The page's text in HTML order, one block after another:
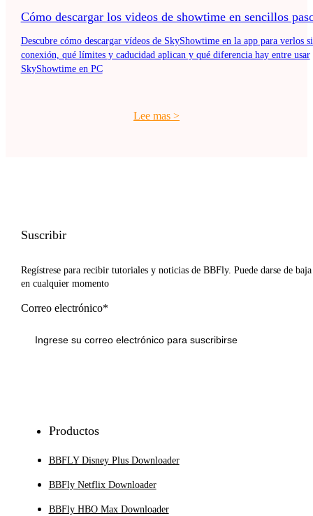
Cómo descargar los videos de showtime en sencillos
Descubre cómo descargar vídeos de SkyShowtime en la app para verlos
conexión, qué límites y caducidad aplican y qué diferencia hay entre usar
SkyShowtime en PC
Lee mas >
Suscribir
Regístrese para recibir tutoriales y noticias de BBFly. Puede darse de baja
en cualquier momento
Correo electrónico*
Productos
BBFLY Disney Plus Downloader
BBFly Netflix Downloader
BBFly HBO Max Downloader